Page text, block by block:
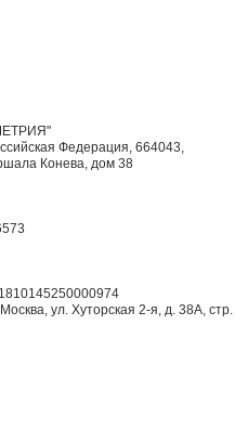
Федерация, 664043,
Конева, дом 38
ул. Хуторская 2-я, д. 38А, стр.